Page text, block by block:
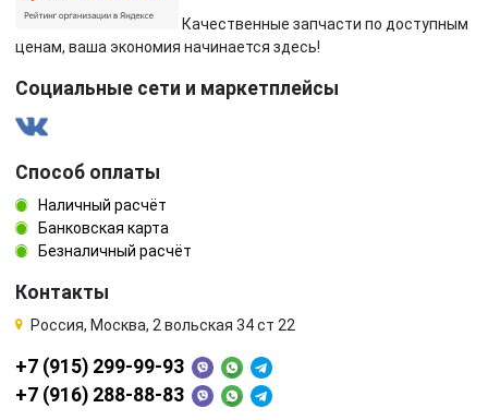
Качественные запчасти по доступным
ценам, ваша экономия начинается здесь!
Социальные сети и маркетплейсы
Способ оплаты
Наличный расчёт
Банковская карта
Безналичный расчёт
Контакты
Россия, Москва, 2 вольская 34 ст 22
+7 (915) 299-99-93
+7 (916) 288-88-83